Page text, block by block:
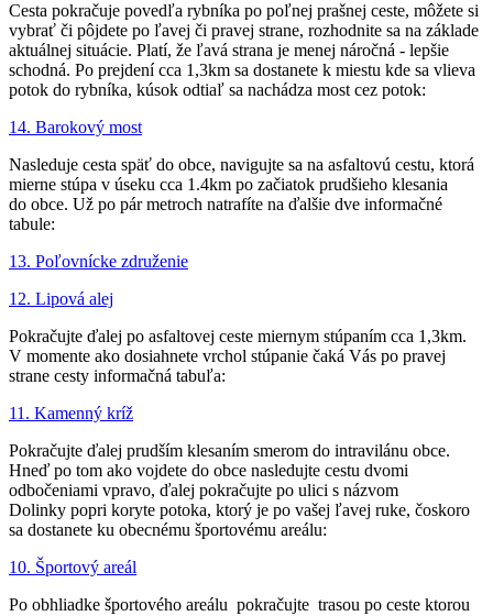
Cesta pokračuje povedľa rybníka po poľnej prašnej ceste, môžete si
vybrať či pôjdete po ľavej či pravej strane, rozhodnite sa na základe
aktuálnej situácie. Platí, že ľavá strana je menej náročná - lepšie
schodná. Po prejdení cca 1,3km sa dostanete k miestu kde sa vlieva
potok do rybníka, kúsok odtiaľ sa nachádza most cez potok:
14. Barokový most
Nasleduje cesta späť do obce, navigujte sa na asfaltovú cestu, ktorá
mierne stúpa v úseku cca 1.4km po začiatok prudšieho klesania
do obce. Už po pár metroch natrafíte na ďalšie dve informačné
tabule:
13. Poľovnícke združenie
12. Lipová alej
Pokračujte ďalej po asfaltovej ceste miernym stúpaním cca 1,3km.
V momente ako dosiahnete vrchol stúpanie čaká Vás po pravej
strane cesty informačná tabuľa:
11. Kamenný kríž
Pokračujte ďalej prudším klesaním smerom do intravilánu obce.
Hneď po tom ako vojdete do obce nasledujte cestu dvomi
odbočeniami vpravo, ďalej pokračujte po ulici s názvom
Dolinky popri koryte potoka, ktorý je po vašej ľavej ruke, čoskoro
sa dostanete ku obecnému športovému areálu:
10. Športový areál
Po obhliadke športového areálu pokračujte trasou po ceste ktorou